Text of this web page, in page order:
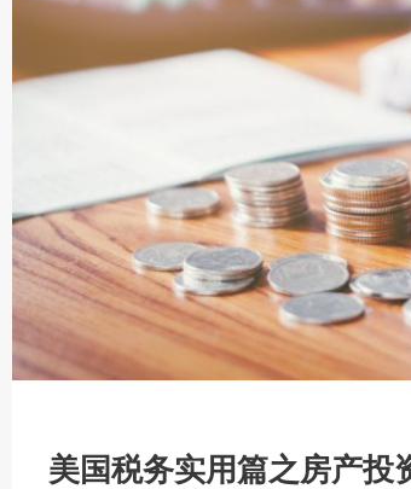
美国税务实用篇之房产投